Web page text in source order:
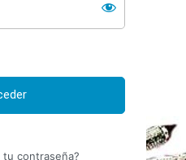
tu contraseña?